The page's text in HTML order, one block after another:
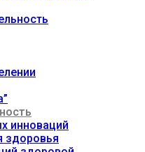
инноваций
здоровья